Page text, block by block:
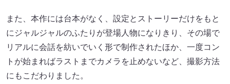
また、本作には台本がなく、設定とストーリーだけをもと
にジャルジャルのふたりが登場人物になりきり、その場で
リアルに会話を紡いでいく形で制作されたほか、一度コン
トが始まればラストまでカメラを止めないなど、撮影方法
にもこだわりました。